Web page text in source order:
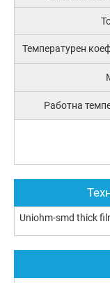
Температурен
Работна
Uniohm-smd thick